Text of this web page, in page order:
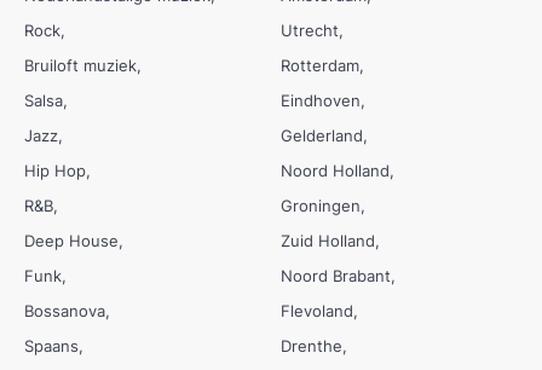
Rock
Bruiloft muziek
Salsa
Jazz
Hip Hop
R&B
Deep House
Funk
Bossanova
Spaans
Utrecht
Rotterdam
Eindhoven
Gelderland
Noord Holland
Groningen
Zuid Holland
Noord Brabant
Flevoland
Drenthe